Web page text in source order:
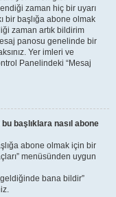
zaman hiç bir uyarı
bir başlığa abone olmak
zaman artık bildirim
panosu genelinde bir
Yer imleri ve
Panelindeki “Mesaj
başlıklara nasıl abone
abone olmak için bir
menüsünden uygun
bana bildir”